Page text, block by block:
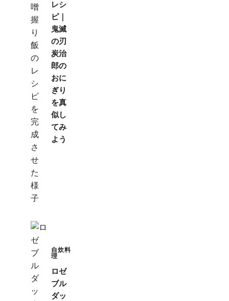
レシ
ピ｜
鬼滅
の刃
炭治
郎の
おに
ぎり
を真
似し
てみ
よう
自炊料
理
ロゼ
ブル
ダッ